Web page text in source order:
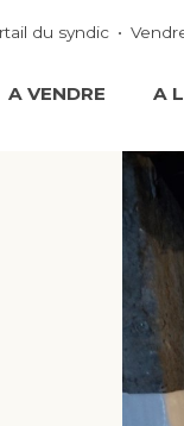
du syndic
A VENDRE A